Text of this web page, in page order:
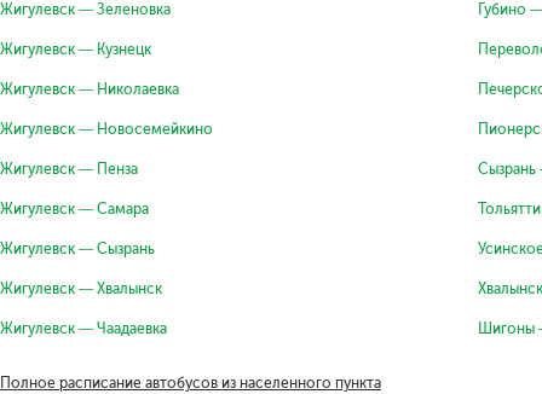
Жигулевск — Зеленовка
Жигулевск — Кузнецк
Жигулевск — Николаевка
Жигулевск — Новосемейкино
Жигулевск — Пенза
Жигулевск — Самара
Жигулевск — Сызрань
Жигулевск — Хвалынск
Жигулевск — Чаадаевка
Губино
Шигоны
Полное расписание автобусов из населенного пункта